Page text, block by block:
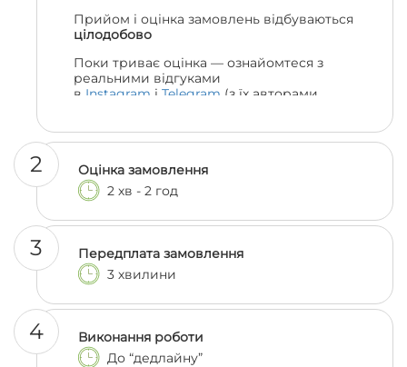
Прийом і оцінка замовлень відбуваються
цілодобово
Поки триває оцінка — ознайомтеся з
реальними відгуками
в Instagram і Telegram (з їх авторами
2
Оцінка замовлення
2 хв - 2 год
3
Передплата замовлення
3 хвилини
4
Виконання роботи
До “дедлайну”